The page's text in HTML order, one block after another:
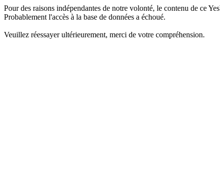
Pour des raisons indépendantes de notre volonté, le contenu de ce
Probablement l'accès à la base de données a échoué.
Veuillez réessayer ultérieurement, merci de votre compréhension.